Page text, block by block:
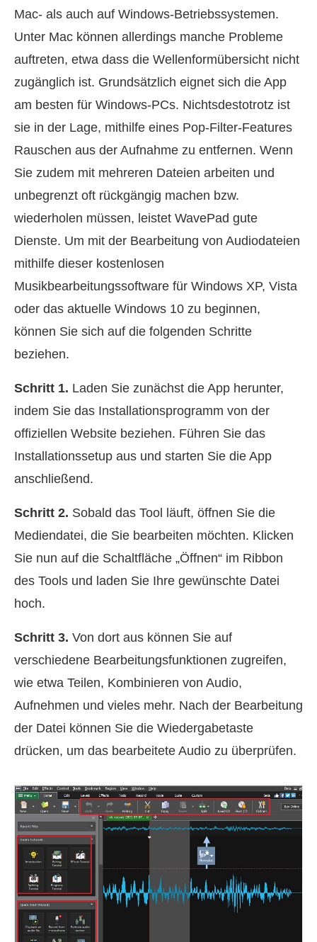
Mac- als auch auf Windows-Betriebssystemen.
Unter Mac können allerdings manche Probleme
auftreten, etwa dass die Wellenformübersicht nicht
zugänglich ist. Grundsätzlich eignet sich die App
am besten für Windows-PCs. Nichtsdestotrotz ist
sie in der Lage, mithilfe eines Pop-Filter-Features
Rauschen aus der Aufnahme zu entfernen. Wenn
Sie zudem mit mehreren Dateien arbeiten und
unbegrenzt oft rückgängig machen bzw.
wiederholen müssen, leistet WavePad gute
Dienste. Um mit der Bearbeitung von Audiodateien
mithilfe dieser kostenlosen
Musikbearbeitungssoftware für Windows XP, Vista
oder das aktuelle Windows 10 zu beginnen,
können Sie sich auf die folgenden Schritte
beziehen.
Schritt 1. Laden Sie zunächst die App herunter,
indem Sie das Installationsprogramm von der
offiziellen Website beziehen. Führen Sie das
Installationssetup aus und starten Sie die App
anschließend.
Schritt 2. Sobald das Tool läuft, öffnen Sie die
Mediendatei, die Sie bearbeiten möchten. Klicken
Sie nun auf die Schaltfläche „Öffnen“ im Ribbon
des Tools und laden Sie Ihre gewünschte Datei
hoch.
Schritt 3. Von dort aus können Sie auf
verschiedene Bearbeitungsfunktionen zugreifen,
wie etwa Teilen, Kombinieren von Audio,
Aufnehmen und vieles mehr. Nach der Bearbeitung
der Datei können Sie die Wiedergabetaste
drücken, um das bearbeitete Audio zu überprüfen.